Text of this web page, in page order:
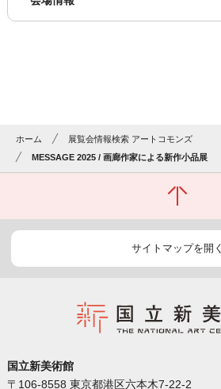
ホーム
展覧会情報検索 アートコモンズ
MESSAGE 2025 / 画廊作家による新作小品展
サイトマップを開く
国立新美術館
〒106-8558 東京都港区六本木7-22-2